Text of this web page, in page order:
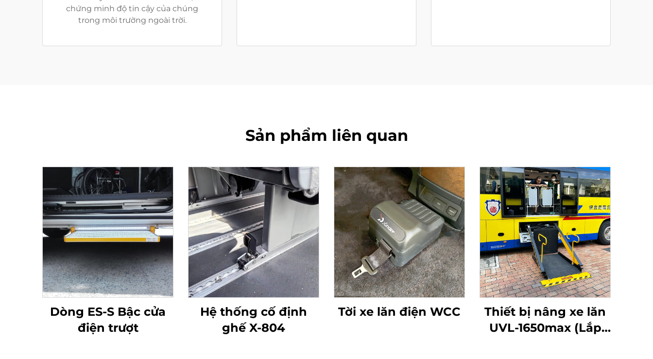
chứng minh độ tin cậy của chúng
trong môi trường ngoài trời.
Sản phẩm liên quan
Dòng ES-S Bậc cửa
điện trượt
Hệ thống cố định
ghế X-804
Tời xe lăn điện WCC
Thiết bị nâng xe lăn
UVL-1650max (Lắp